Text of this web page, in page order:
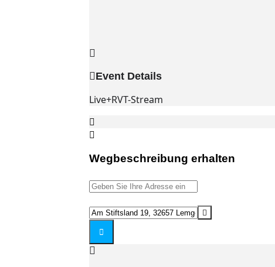
Event Details
Live+RVT-Stream
Wegbeschreibung erhalten
Address
Gottesdienst
(ASL)
Palmsonntag
Destination
Address
Gottesdienst